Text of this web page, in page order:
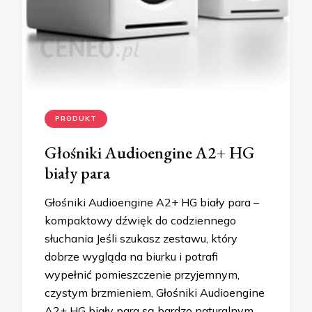
PRODUKT
Głośniki Audioengine A2+ HG
biały para
Głośniki Audioengine A2+ HG biały para –
kompaktowy dźwięk do codziennego
słuchania Jeśli szukasz zestawu, który
dobrze wygląda na biurku i potrafi
wypełnić pomieszczenie przyjemnym,
czystym brzmieniem, Głośniki Audioengine